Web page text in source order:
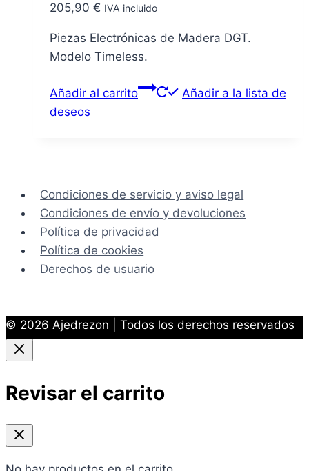
205,90 € IVA incluido
Piezas Electrónicas de Madera DGT.
Modelo Timeless.
Añadir al carrito
Añadir a la lista de
deseos
Condiciones de servicio y aviso legal
Condiciones de envío y devoluciones
Política de privacidad
Política de cookies
Derechos de usuario
© 2026 Ajedrezon | Todos los derechos reservados
Revisar el carrito